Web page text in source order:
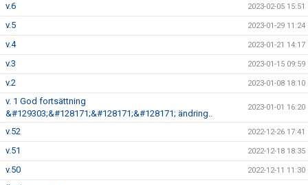
v.6 2023-02-05 15:51
v.5 2023-01-29 11:24
v.4 2023-01-21 14:17
v.3 2023-01-15 09:59
v.2 2023-01-08 18:10
v. 1 God fortsättning
&#129303;&#128171;&#128171;&#128171; ändring..
2023-01-01 16:20
v.52 2022-12-26 17:41
v.51 2022-12-18 18:35
v.50 2022-12-11 11:30